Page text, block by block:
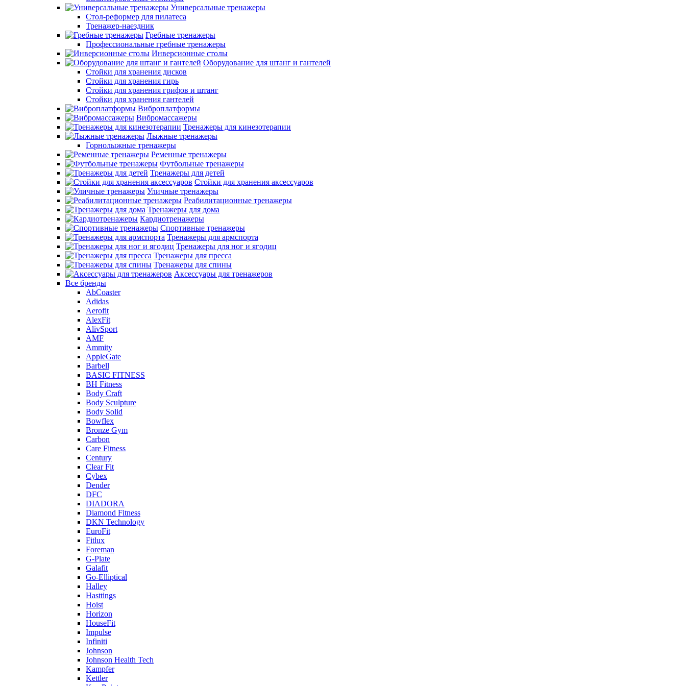
Универсальные тренажеры
Стол-реформер для пилатеса
Тренажер-наездник
Гребные тренажеры
Профессиональные гребные тренажеры
Инверсионные столы
Оборудование для штанг и гантелей
Стойки для хранения дисков
Стойки для хранения гирь
Стойки для хранения грифов и штанг
Стойки для хранения гантелей
Виброплатформы
Вибромассажеры
Тренажеры для кинезотерапии
Лыжные тренажеры
Горнолыжные тренажеры
Ременные тренажеры
Футбольные тренажеры
Тренажеры для детей
Стойки для хранения аксессуаров
Уличные тренажеры
Реабилитационные тренажеры
Тренажеры для дома
Кардиотренажеры
Спортивные тренажеры
Тренажеры для армспорта
Тренажеры для ног и ягодиц
Тренажеры для пресса
Тренажеры для спины
Аксессуары для тренажеров
Все бренды
AbCoaster
Adidas
Aerofit
AlexFit
AlivSport
AMF
Ammity
AppleGate
Barbell
BASIC FITNESS
BH Fitness
Body Craft
Body Sculpture
Body Solid
Bowflex
Bronze Gym
Carbon
Care Fitness
Century
Clear Fit
Cybex
Dender
DFC
DIADORA
Diamond Fitness
DKN Technology
EuroFit
Fitlux
Foreman
G-Plate
Galafit
Go-Elliptical
Halley
Hasttings
Hoist
Horizon
HouseFit
Impulse
Infiniti
Johnson
Johnson Health Tech
Kampfer
Kettler